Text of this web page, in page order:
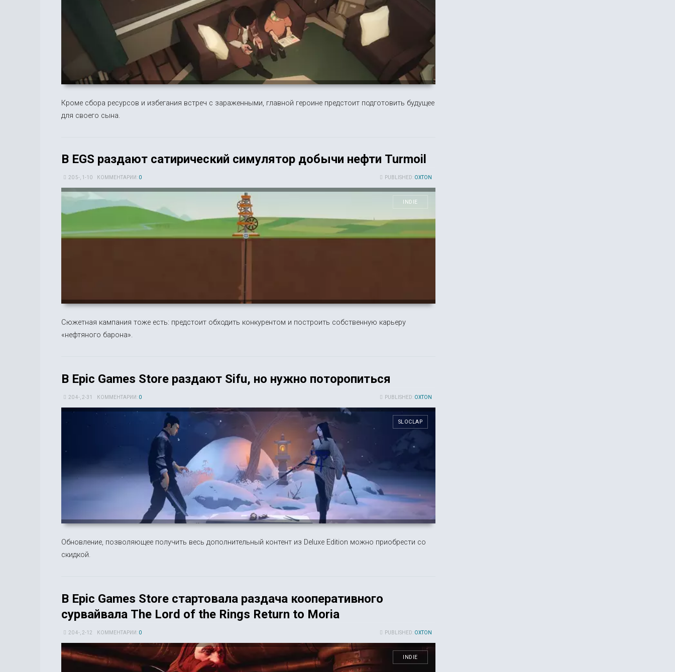
Кроме сбора ресурсов и избегания встреч с зараженными, главной героине предстоит подготовить будущее
для своего сына.
В EGS раздают сатирический симулятор добычи нефти Turmoil
PUBLISHED: OXTON
20 5-, 1-10 КОММЕНТАРИИ: 0
INDIE
Сюжетная кампания тоже есть: предстоит обходить конкурентом и построить собственную карьеру
«нефтяного барона».
В Epic Games Store раздают Sifu, но нужно поторопиться
PUBLISHED: OXTON
20 4-, 2-31 КОММЕНТАРИИ: 0
SLOCLAP
Обновление, позволяющее получить весь дополнительный контент из Deluxe Edition можно приобрести со
скидкой.
В Epic Games Store стартовала раздача кооперативного
сурвайвала The Lord of the Rings Return to Moria
PUBLISHED: OXTON
20 4-, 2-12 КОММЕНТАРИИ: 0
INDIE